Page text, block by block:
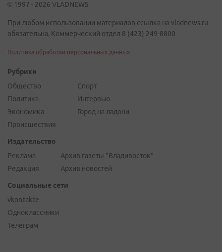
© 1997 - 2026 VLADNEWS
При любом использовании материалов ссылка на vladnews.ru
обязательна. Коммерческий отдел 8 (423) 249-8800
Политика обработки персональных данных
Рубрики
Общество
Политика
Экономика
Происшествия
Спорт
Интервью
Город на ладони
Издательство
Реклама
Редакция
Архив газеты "Владивосток"
Архив новостей
Социальные сети
vkontakte
Одноклассники
Телеграм